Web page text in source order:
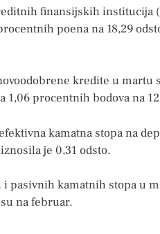
finansijskih institucija
poena na 18,29
kredite u martu
1,06 procentnih bodova na
kamatna stopa na
je 0,31 odsto.
pasivnih kamatnih stopa u
na februar.